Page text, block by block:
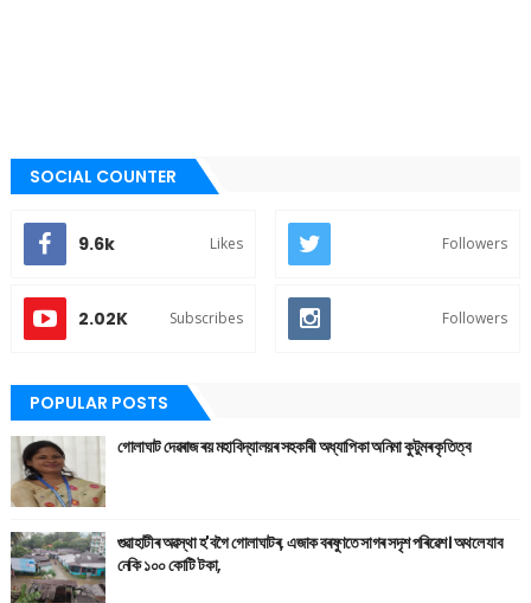
SOCIAL COUNTER
9.6k Likes Followers
2.02K Subscribes Followers
POPULAR POSTS
গোলাঘাট দেৱৰাজ ৰয় মহাবিদ্যালয়ৰ সহকাৰী অধ্যাপিকা অনিমা কুটুমৰ কৃতিত্ব
গুৱাহাটীৰ অৱস্থা হ'বগৈ গোলাঘাটৰ, এজাক বৰষুণতে সাগৰ সদৃশ পৰিৱেশ। অথলে যাব
নেকি ১০০ কোটি টকা,